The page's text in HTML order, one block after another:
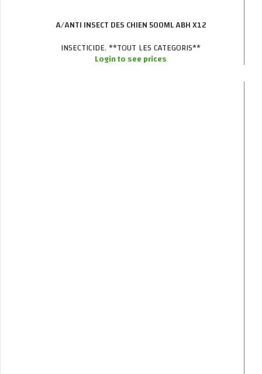
A/ANTI INSECT DES CHIEN 500ML ABH X12
INSECTICIDE,**TOUT LES CATEGORIS**
Login to see prices